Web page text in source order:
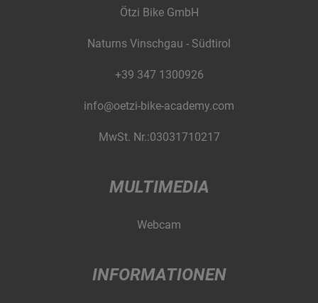
Ötzi Bike GmbH
Naturns Vinschgau - Südtirol
+39 347 1300926
info@oetzi-bike-academy.com
MwSt. Nr.:03031710217
MULTIMEDIA
Webcam
INFORMATIONEN